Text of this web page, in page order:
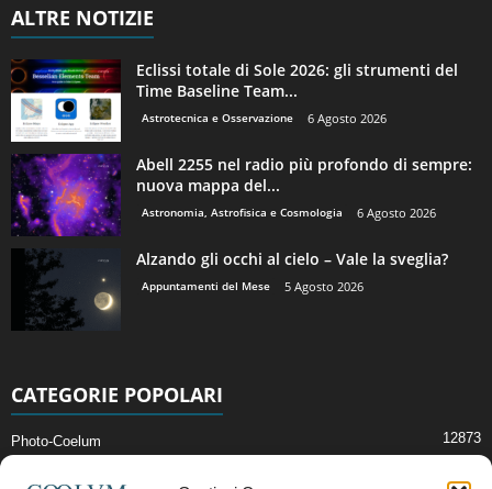
ALTRE NOTIZIE
Eclissi totale di Sole 2026: gli strumenti del
Time Baseline Team...
Astrotecnica e Osservazione 6 Agosto 2026
Abell 2255 nel radio più profondo di sempre:
nuova mappa del...
Astronomia, Astrofisica e Cosmologia 6 Agosto 2026
Alzando gli occhi al cielo – Vale la sveglia?
Appuntamenti del Mese 5 Agosto 2026
CATEGORIE POPOLARI
Photo-Coelum 12873